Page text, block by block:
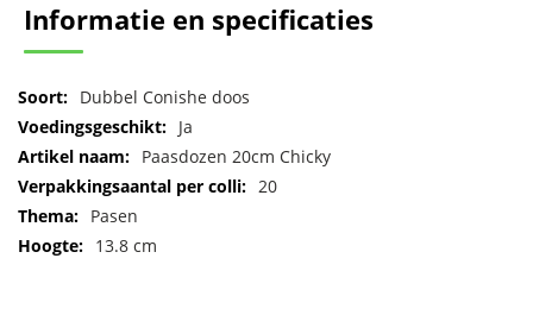
Informatie en specificaties
Meer
informatie
Dubbel Conishe doos
Ja
Paasdozen 20cm Chicky
20
Pasen
13.8 cm